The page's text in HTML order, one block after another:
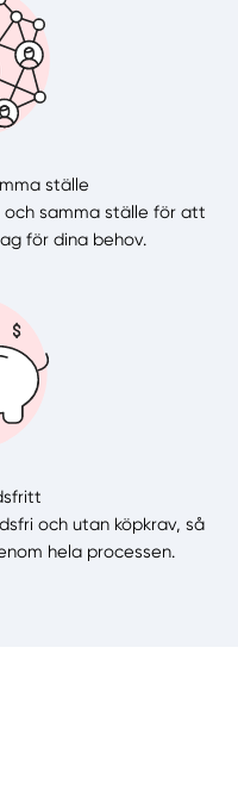
ställe
samma ställe för att
för dina behov.
och utan köpkrav, så
hela processen.